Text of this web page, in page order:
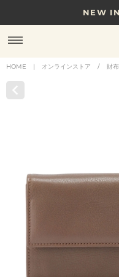
NEW
8/17(月)10時まで
贈る相手やシーン
HOME | オンラインストア / 財布